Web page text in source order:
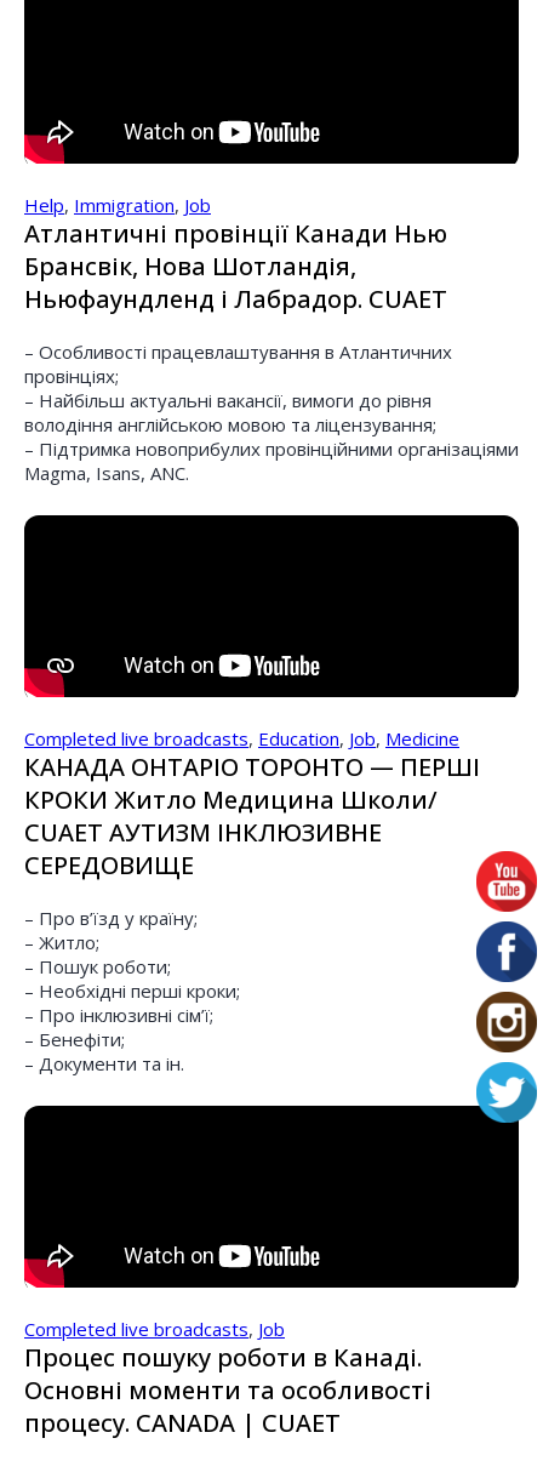
Help, Immigration, Job
Aтлантичні провінції Канади Нью
Брансвік, Нова Шотландія,
Ньюфаундленд і Лабрадор. CUAET
– Особливості працевлаштування в Атлантичних
провінціях;
– Найбільш актуальні вакансії, вимоги до рівня
володіння англійською мовою та ліцензування;
– Підтримка новоприбулих провінційними організаціями
Magma, Isans, ANC.
Completed live broadcasts, Education, Job, Medicine
КАНАДА ОНТАРІО ТОРОНТО — ПЕРШІ
КРОКИ Житло Медицина Школи/
CUAET АУТИЗМ IНКЛЮЗИВНЕ
СЕРЕДОВИЩЕ
– Про в’їзд у країну;
– Житло;
– Пошук роботи;
– Необхідні перші кроки;
– Про інклюзивні сім’ї;
– Бенефіти;
– Документи та ін.
Completed live broadcasts, Job
Процес пошуку роботи в Канаді.
Основні моменти та особливості
процесу. CANADA | CUAET